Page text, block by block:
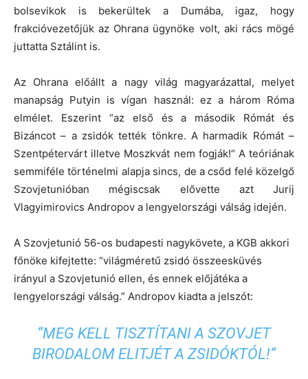
bolsevikok is bekerültek a Dumába, igaz, hogy
frakcióvezetőjük az Ohrana ügynöke volt, aki rács mögé
juttatta Sztálint is.
Az Ohrana előállt a nagy világ magyarázattal, melyet
manapság Putyin is vígan használ: ez a három Róma
elmélet. Eszerint “az első és a második Rómát és
Bizáncot – a zsidók tették tönkre. A harmadik Rómát –
Szentpétervárt illetve Moszkvát nem fogják!“ A teóriának
semmiféle történelmi alapja sincs, de a csőd felé közelgő
Szovjetunióban mégiscsak elővette azt Jurij
Vlagyimirovics Andropov a lengyelországi válság idején.
A Szovjetunió 56-os budapesti nagykövete, a KGB akkori
főnöke kifejtette: “világméretű zsidó összeesküvés
irányul a Szovjetunió ellen, és ennek előjátéka a
lengyelországi válság.” Andropov kiadta a jelszót:
“MEG KELL TISZTÍTANI A SZOVJET
BIRODALOM ELITJÉT A ZSIDÓKTÓL!“